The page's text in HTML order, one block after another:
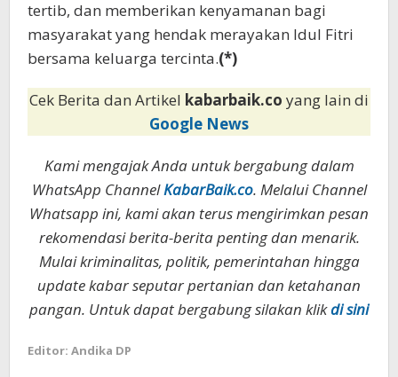
tertib, dan memberikan kenyamanan bagi
masyarakat yang hendak merayakan Idul Fitri
bersama keluarga tercinta.(*)
Cek Berita dan Artikel kabarbaik.co yang lain di
Google News
Kami mengajak Anda untuk bergabung dalam
WhatsApp ChannelKabarBaik.co. Melalui Channel
Whatsapp ini, kami akan terus mengirimkan pesan
rekomendasi berita-berita penting dan menarik.
Mulai kriminalitas, politik, pemerintahan hingga
update kabar seputar pertanian dan ketahanan
pangan. Untuk dapat bergabung silakan klikdi sini
Editor: Andika DP